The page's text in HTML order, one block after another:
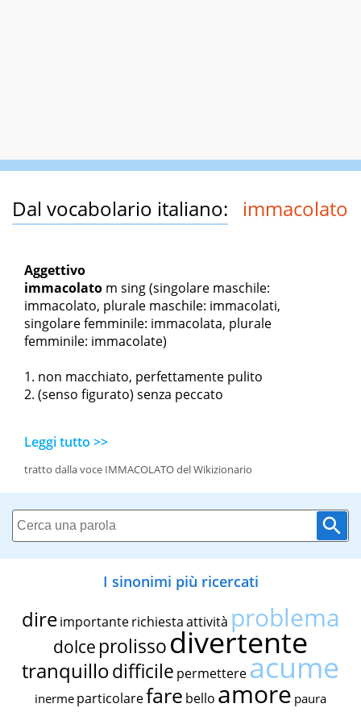
Dal vocabolario italiano: immacolato
Aggettivo
immacolato m sing(singolare maschile:
immacolato, plurale maschile: immacolati,
singolare femminile: immacolata, plurale
femminile: immacolate)
non macchiato, perfettamente pulito
(senso figurato) senza peccato
Leggi tutto >>
tratto dalla voce IMMACOLATO del Wikizionario
I sinonimi più ricercati
dire importante richiestaattività problema
dolce prolissodivertente
tranquillodifficile permettereacume
inerme particolarefare bello amore paura